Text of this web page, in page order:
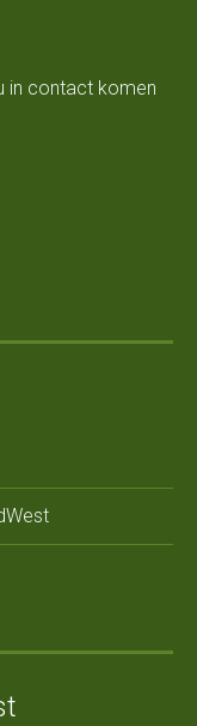
in contact komen